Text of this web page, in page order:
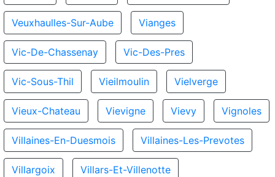
Veuxhaulles-Sur-Aube Vianges
Vic-De-Chassenay Vic-Des-Pres
Vic-Sous-Thil Vieilmoulin Vielverge
Vieux-Chateau Vievigne Vievy Vignoles
Villaines-En-Duesmois Villaines-Les-Prevotes
Villargoix Villars-Et-Villenotte